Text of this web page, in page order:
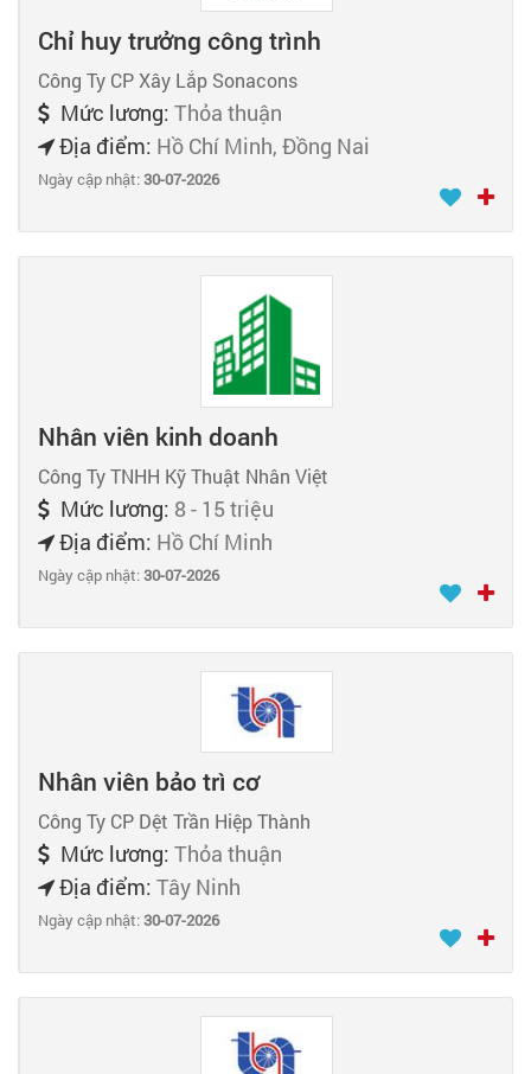
Chỉ huy trưởng công trình
Công Ty CP Xây Lắp Sonacons
Mức lương: Thỏa thuận
Địa điểm: Hồ Chí Minh, Đồng Nai
Ngày cập nhật:30-07-2026
Nhân viên kinh doanh
Công Ty TNHH Kỹ Thuật Nhân Việt
Mức lương: 8 - 15 triệu
Địa điểm: Hồ Chí Minh
Ngày cập nhật:30-07-2026
Nhân viên bảo trì cơ
Công Ty CP Dệt Trần Hiệp Thành
Mức lương: Thỏa thuận
Địa điểm: Tây Ninh
Ngày cập nhật:30-07-2026